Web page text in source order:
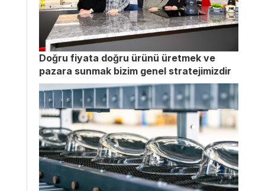
Doğru fiyata doğru ürünü üretmek ve
pazara sunmak bizim genel stratejimizdir